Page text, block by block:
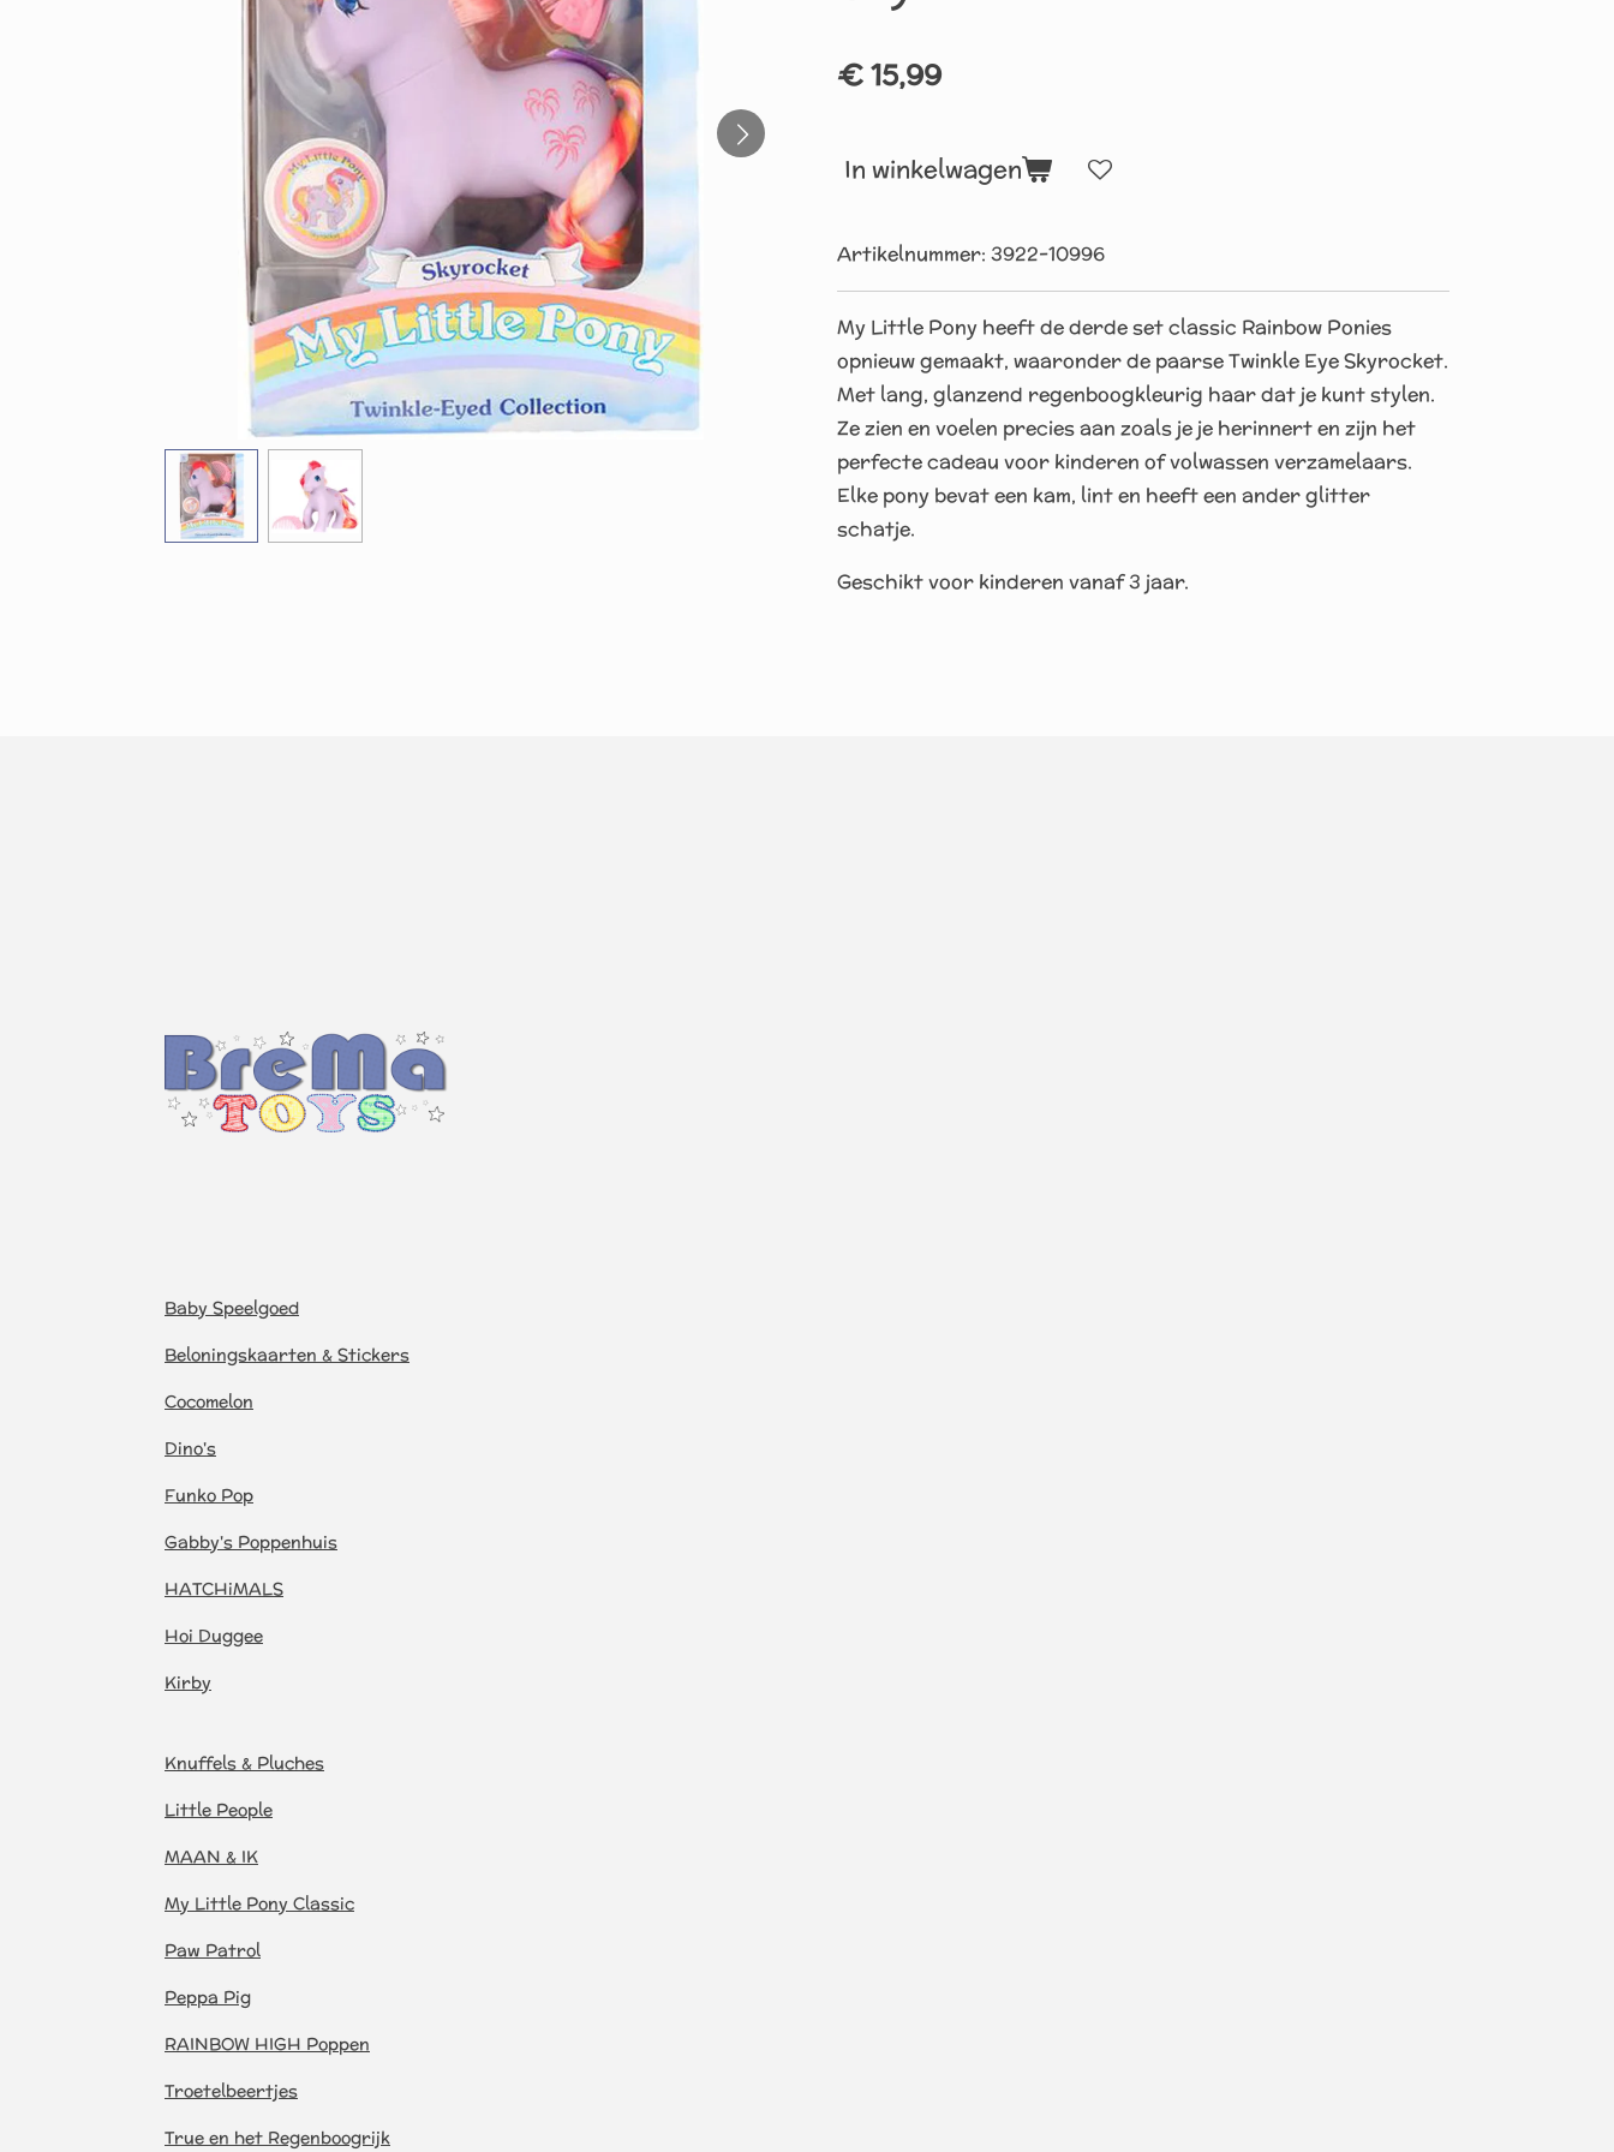
€ 15,99
In winkelwagen
Artikelnummer: 3922-10996
My Little Pony heeft de derde set classic Rainbow Ponies
opnieuw gemaakt, waaronder de paarse Twinkle Eye Skyrocket.
Met lang, glanzend regenboogkleurig haar dat je kunt stylen.
Ze zien en voelen precies aan zoals je je herinnert en zijn het
perfecte cadeau voor kinderen of volwassen verzamelaars.
Elke pony bevat een kam, lint en heeft een ander glitter
schatje.
Geschikt voor kinderen vanaf 3 jaar.
Baby Speelgoed
Beloningskaarten & Stickers
Cocomelon
Dino's
Funko Pop
Gabby's Poppenhuis
HATCHiMALS
Hoi Duggee
Kirby
Knuffels & Pluches
Little People
MAAN & IK
My Little Pony Classic
Paw Patrol
Peppa Pig
RAINBOW HIGH Poppen
Troetelbeertjes
True en het Regenboogrijk